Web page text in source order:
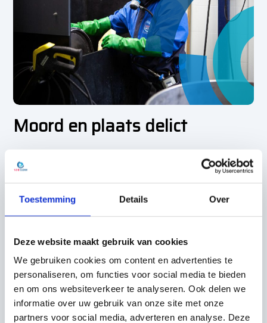
Toestemming Details Over
Deze website maakt gebruik van cookies
We gebruiken cookies om content en advertenties te
personaliseren, om functies voor social media te bieden
en om ons websiteverkeer te analyseren. Ook delen we
informatie over uw gebruik van onze site met onze
partners voor social media, adverteren en analyse. Deze
Moord en plaats delict
Een plaats delict schoonmaken vraagt om vakmensen
die de emoties opzij kunnen zetten en via een vast
stappenplan werken. Hoe eerder de plek
genormaliseerd is, hoe beter dat is voor de
nabestaanden en de omgeving. Een snelle, adequate
en lijklucht trekken ongedierte aan en vormen een
gezondheidsrisico.
Meer over moord en plaats delict